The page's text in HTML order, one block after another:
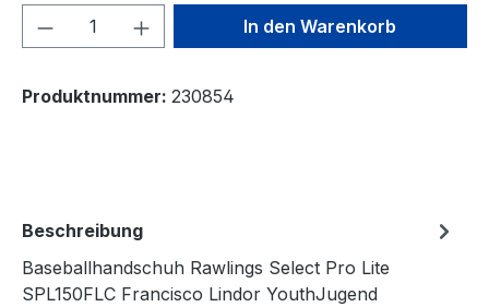
Produkt Anzahl: Gib denIn den Warenkorb
Produktnummer: 230854
Beschreibung
Baseballhandschuh Rawlings Select Pro Lite
SPL150FLC Francisco Lindor YouthJugend